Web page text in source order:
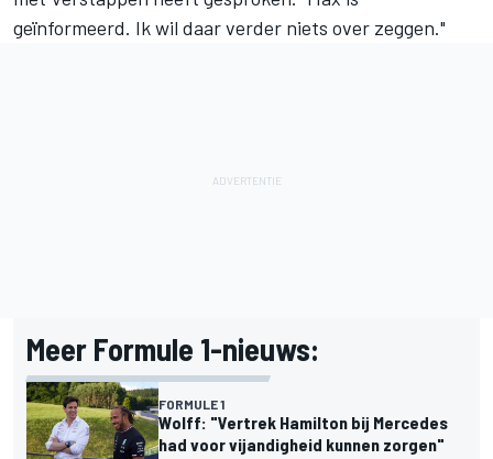
geïnformeerd. Ik wil daar verder niets over zeggen."
Meer Formule 1-nieuws:
FORMULE 1
Wolff: "Vertrek Hamilton bij Mercedes
had voor vijandigheid kunnen zorgen"